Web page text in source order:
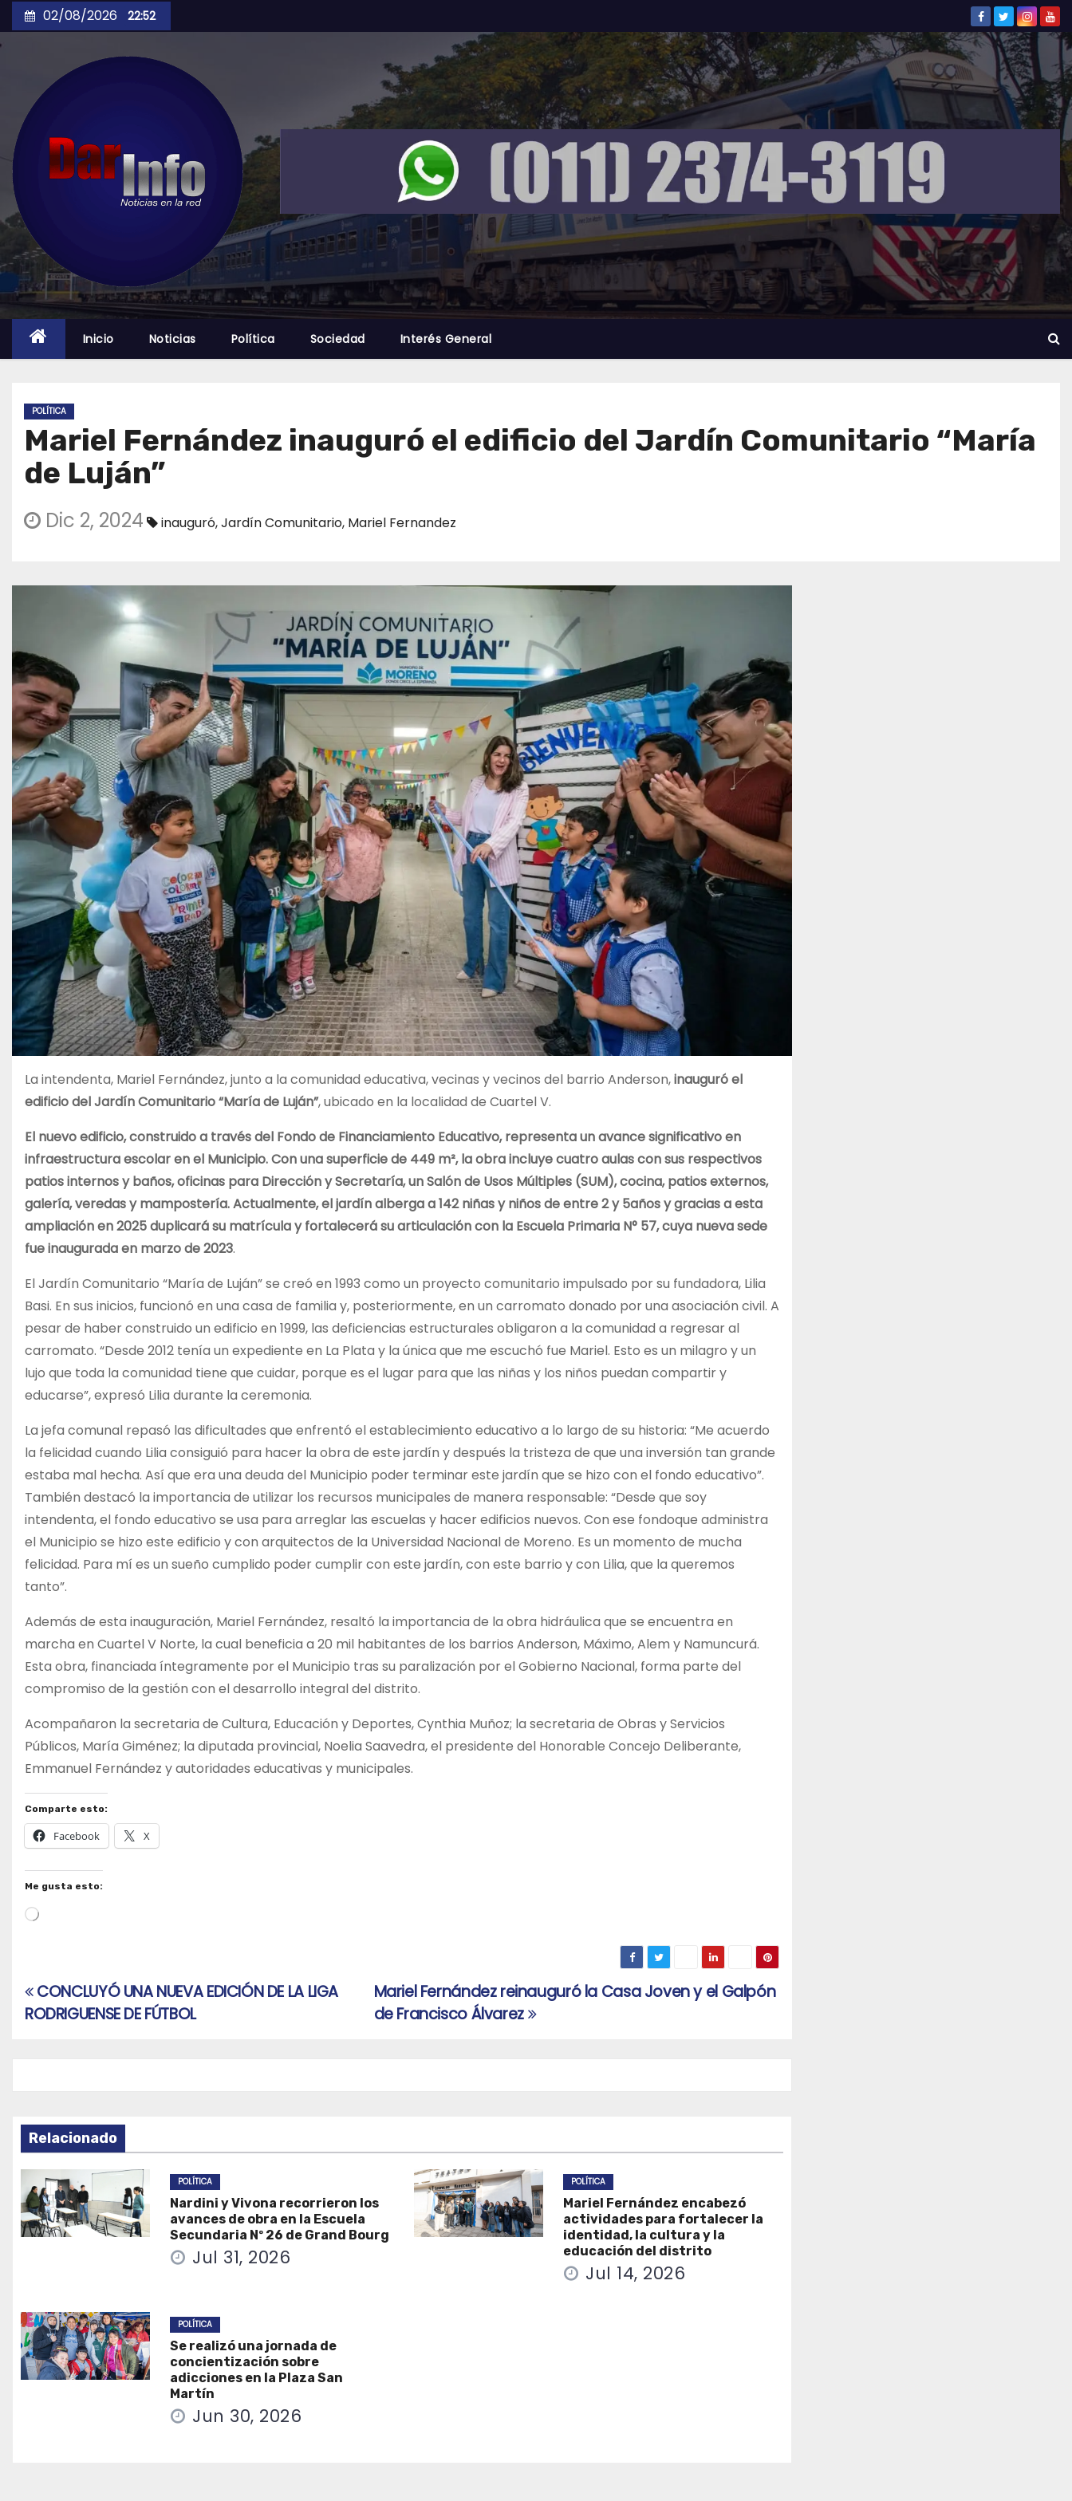
to
02/08/2026 22:52
Inicio Noticias Política Sociedad Interés General
POLÍTICA
Mariel Fernández inauguró el edificio del Jardín Comunitario “María
de Luján”
Dic 2, 2024 inauguró,Jardín Comunitario, Mariel Fernandez
La intendenta, Mariel Fernández, junto a la comunidad educativa, vecinas y vecinos del barrio Anderson,inauguró el
edificio del Jardín Comunitario “María de Luján”, ubicado en la localidad de Cuartel V.
El nuevo edificio, construido a través del Fondo de Financiamiento Educativo, representa un avance significativo en
infraestructura escolar en el Municipio. Con una superficie de 449 m², la obra incluye cuatro aulas con sus respectivos
patios internos y baños, oficinas para Dirección y Secretaría, un Salón de Usos Múltiples (SUM), cocina, patios externos,
galería, veredas y mampostería. Actualmente, el jardín alberga a 142 niñas y niños de entre 2 y 5años y gracias a esta
ampliación en 2025 duplicará su matrícula y fortalecerá su articulación con la Escuela Primaria N° 57, cuya nueva sede
fue inaugurada en marzo de 2023.
El Jardín Comunitario “María de Luján” se creó en 1993 como un proyecto comunitario impulsado por su fundadora, Lilia
Basi. En sus inicios, funcionó en una casa de familia y, posteriormente, en un carromato donado por una asociación civil. A
pesar de haber construido un edificio en 1999, las deficiencias estructurales obligaron a la comunidad a regresar al
carromato. “Desde 2012 tenía un expediente en La Plata y la única que me escuchó fue Mariel. Esto es un milagro y un
lujo que toda la comunidad tiene que cuidar, porque es el lugar para que las niñas y los niños puedan compartir y
educarse”, expresó Lilia durante la ceremonia.
La jefa comunal repasó las dificultades que enfrentó el establecimiento educativo a lo largo de su historia: “Me acuerdo
la felicidad cuando Lilia consiguió para hacer la obra de este jardín y después la tristeza de que una inversión tan grande
estaba mal hecha. Así que era una deuda del Municipio poder terminar este jardín que se hizo con el fondo educativo”.
También destacó la importancia de utilizar los recursos municipales de manera responsable: “Desde que soy
intendenta, el fondo educativo se usa para arreglar las escuelas y hacer edificios nuevos. Con ese fondoque administra
el Municipio se hizo este edificio y con arquitectos de la Universidad Nacional de Moreno. Es un momento de mucha
felicidad. Para mí es un sueño cumplido poder cumplir con este jardín, con este barrio y con Lilia, que la queremos
tanto”.
Además de esta inauguración, Mariel Fernández, resaltó la importancia de la obra hidráulica que se encuentra en
marcha en Cuartel V Norte, la cual beneficia a 20 mil habitantes de los barrios Anderson, Máximo, Alem y Namuncurá.
Esta obra, financiada íntegramente por el Municipio tras su paralización por el Gobierno Nacional, forma parte del
compromiso de la gestión con el desarrollo integral del distrito.
Acompañaron la secretaria de Cultura, Educación y Deportes, Cynthia Muñoz; la secretaria de Obras y Servicios
Públicos, María Giménez; la diputada provincial, Noelia Saavedra, el presidente del Honorable Concejo Deliberante,
Emmanuel Fernández y autoridades educativas y municipales.
Comparte esto:
Facebook X
Me gusta esto:
Cargando...
Navegación
de
Mariel Fernández reinauguró la Casa Joven y el Galpón
de Francisco Álvarez
CONCLUYÓ UNA NUEVA EDICIÓN DE LA LIGA
RODRIGUENSE DE FÚTBOL
Relacionado
POLÍTICA
Nardini y Vivona recorrieron los
avances de obra en la Escuela
Secundaria Nº 26 de Grand Bourg
Jul 31, 2026
POLÍTICA
Mariel Fernández encabezó
actividades para fortalecer la
identidad, la cultura y la
educación del distrito
Jul 14, 2026
POLÍTICA
Se realizó una jornada de
concientización sobre
adicciones en la Plaza San
Martín
Jun 30, 2026